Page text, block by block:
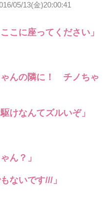
05/13(金)20:00:41
こに座ってください」
ゃんの隣に！ チノちゃ
けなんてズルいぞ」
ん？」
ないです///」